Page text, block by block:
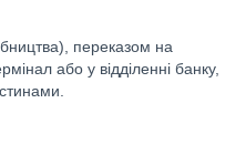
переказом на
або у відділенні банку,